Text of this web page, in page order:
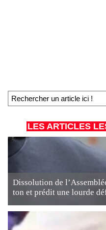
LES ARTICLES
Dissolution de
ton et prédit une lourde